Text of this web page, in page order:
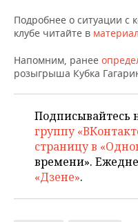
ОТКРЫТАЯ ЛЕКЦИЯ
БАСКЕТБОЛ
ВОЛЕЙБОЛ
ФИГУРНОЕ КАТАНИЕ
ВОДНЫЕ ВИДЫ
ХОККЕЙ С МЯЧОМ
ИНФРАСТРУКТУРА
ИСТОРИЯ
МЕДИЦИНА
ОБРАЗОВАНИЕ
ПРОИСШЕСТВИЯ
СПРАВОЧНИК
СПИСОК ПЕРСОН
ПОЛНАЯ ВЕРСИЯ
Подробнее о ситуации с
клубе читайте в
Напомним, ранее
розыгрыша Кубка
Подписывайтесь
группу
страницу в
времени».
«Дзене».